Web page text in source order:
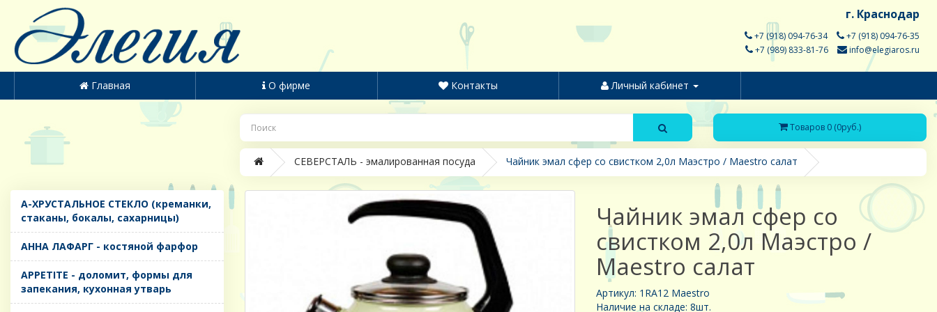
г. Краснодар
+7 (918) 094-76-34
+7 (918) 094-76-35
+7 (989) 833-81-76
info@elegiaros.ru
Главная О фирме Контакты Личный кабинет
Товаров 0 (0руб.)
CЕВЕРСТАЛЬ - эмалированная посуда Чайник эмал сфер со свистком 2,0л Маэстро / Maestro салат
A-ХРУСТАЛЬНОЕ СТЕКЛО (креманки,
стаканы, бокалы, сахарницы)
AHHA ЛАФАРГ - костяной фарфор
APPETITE - доломит, формы для
запекания, кухонная утварь
Чайник эмал сфер со
свистком 2,0л Маэстро /
Maestro салат
Артикул: 1RA12 Maestro
Наличие на складе: 8шт.